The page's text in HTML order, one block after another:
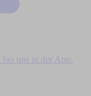
uns in der App.